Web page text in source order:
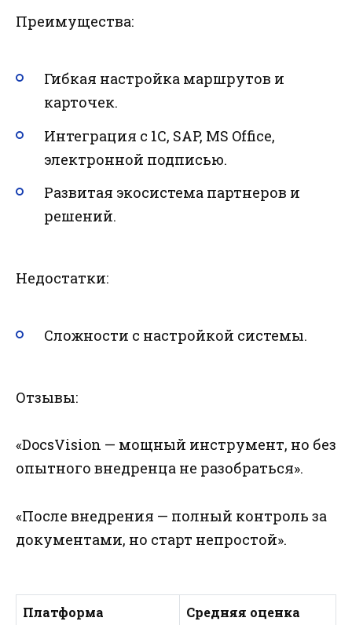
Преимущества:
Гибкая настройка маршрутов и
карточек.
Интеграция с 1С, SAP, MS Office,
электронной подписью.
Развитая экосистема партнеров и
решений.
Недостатки:
Сложности с настройкой системы.
Отзывы:
«DocsVision — мощный инструмент, но без
опытного внедренца не разобраться».
«После внедрения — полный контроль за
документами, но старт непростой».
Платформа Средняя оценка